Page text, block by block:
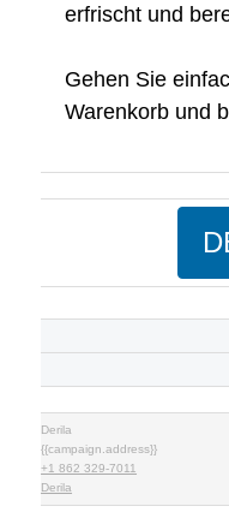
erfrischt und
Gehen Sie
Warenkorb und
Derila
{{campaign.address}}
+1 862 329-7011
Derila